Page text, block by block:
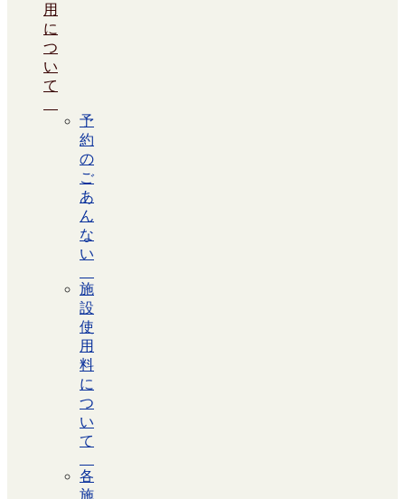
用
に
つ
い
て
予
約
の
ご
あ
ん
な
い
施
設
使
用
料
に
つ
い
て
各
施